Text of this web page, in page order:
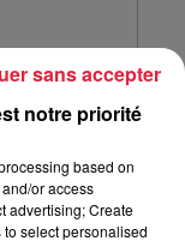
notre priorité
based on
or access
advertising; Create
select personalised
sans accepter